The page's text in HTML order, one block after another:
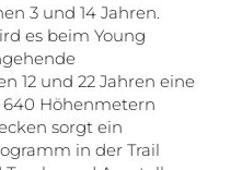
3 und 14 Jahren.
es beim Young
12 und 22 Jahren eine
Höhenmetern
sorgt ein
in der Trail